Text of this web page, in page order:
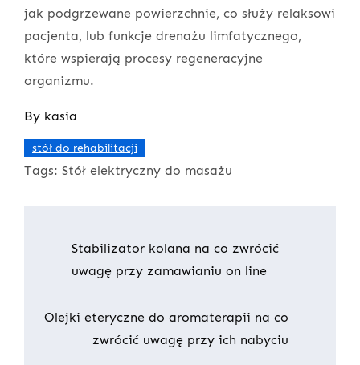
jak podgrzewane powierzchnie, co służy relaksowi
pacjenta, lub funkcje drenażu limfatycznego,
które wspierają procesy regeneracyjne
organizmu.
By kasia
stół do rehabilitacji
Tags: Stół elektryczny do masażu
Nawigacja
wpisu
Stabilizator kolana na co zwrócić
uwagę przy zamawianiu on line
Olejki eteryczne do aromaterapii na co
zwrócić uwagę przy ich nabyciu